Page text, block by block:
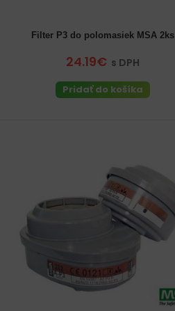
Filter P3 do polomasiek MSA 2ks
24.19€ s DPH
Pridať do košíka